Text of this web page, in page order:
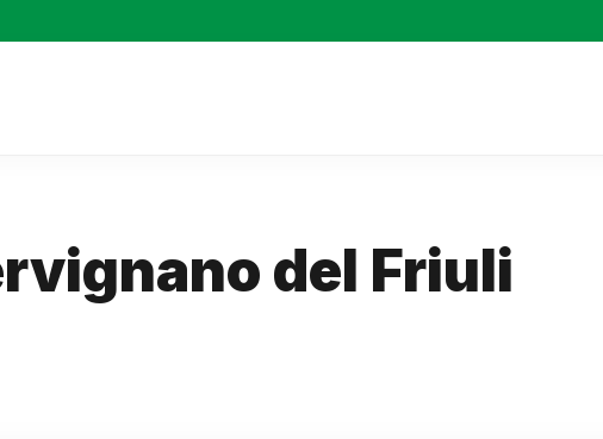
del Friuli